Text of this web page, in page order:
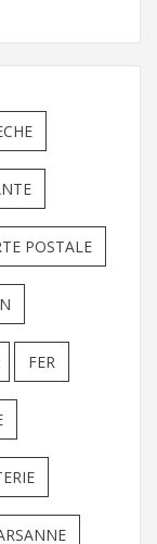
POSTALE
FER